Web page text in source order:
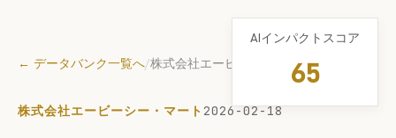
← データバンク一覧へ/株式会社エービーシー・マート
株式会社エービーシー・マート 2026-02-18
AIインパクトスコア
65